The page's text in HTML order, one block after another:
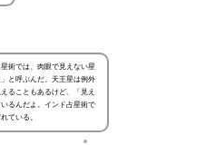
術では、肉眼で見えない星
と呼ぶんだ。天王星は例外
ることもあるけど、「見え
るんだよ。インド占星術で
ている。